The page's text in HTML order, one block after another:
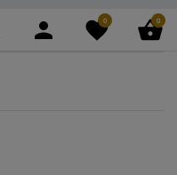
person favorite
0 shopping_basket
0